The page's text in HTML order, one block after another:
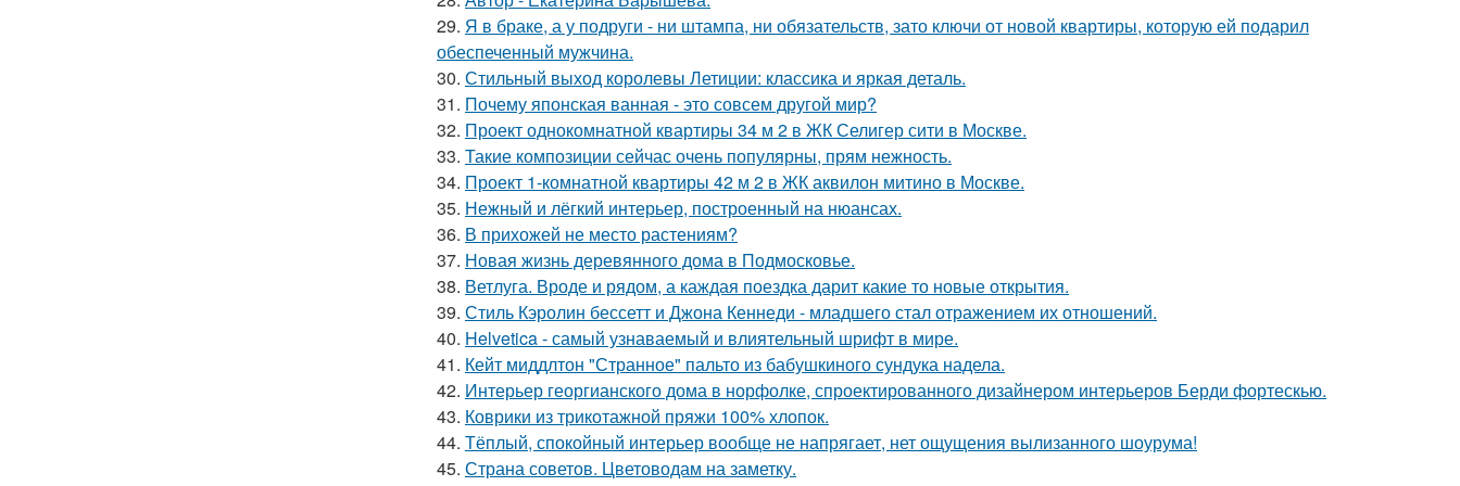
29. Я в браке, а у подруги - ни штампа, ни обязательств, зато ключи от новой квартиры, которую ей подарил
обеспеченный мужчина.
30. Стильный выход королевы Летиции: классика и яркая деталь.
31. Почему японская ванная - это совсем другой мир?
32. Проект однокомнатной квартиры 34 м 2 в ЖК Селигер сити в Москве.
33. Такие композиции сейчас очень популярны, прям нежность.
34. Проект 1-комнатной квартиры 42 м 2 в ЖК аквилон митино в Москве.
35. Нежный и лёгкий интерьер, построенный на нюансах.
36. В прихожей не место растениям?
37. Новая жизнь деревянного дома в Подмосковье.
38. Ветлуга. Вроде и рядом, а каждая поездка дарит какие то новые открытия.
39. Стиль Кэролин бессетт и Джона Кеннеди - младшего стал отражением их отношений.
40. Helvetica - самый узнаваемый и влиятельный шрифт в мире.
41. Кейт миддлтон "Странное" пальто из бабушкиного сундука надела.
42. Интерьер георгианского дома в норфолке, спроектированного дизайнером интерьеров Берди фортескью.
43. Коврики из трикотажной пряжи 100% хлопок.
44. Тёплый, спокойный интерьер вообще не напрягает, нет ощущения вылизанного шоурума!
45. Страна советов. Цветоводам на заметку.